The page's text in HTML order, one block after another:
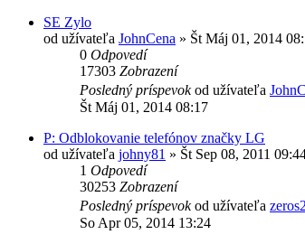
SE Zylo
od užívateľa JohnCena » Št Máj 01, 2014
0 Odpovedí
17303 Zobrazení
Posledný príspevokod užívateľa
Št Máj 01, 2014 08:17
P: Odblokovanie telefónov značky LG
od užívateľa johny81 » Št Sep 08, 2011
1 Odpovedí
30253 Zobrazení
Posledný príspevokod užívateľa
So Apr 05, 2014 13:24